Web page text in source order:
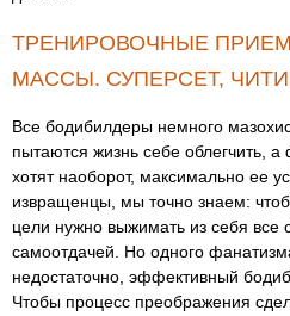
ТРЕНИРОВОЧНЫЕ
МАССЫ. СУПЕРСЕТ,
Все бодибилдеры немного
пытаются жизнь себе облегчить, а
хотят наоборот, максимально ее
извращенцы, мы точно знаем:
цели нужно выжимать из себя все
самоотдачей. Но одного
недостаточно, эффективный
Чтобы процесс преображения